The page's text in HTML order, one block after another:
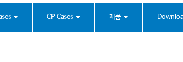
CP Cases 제품